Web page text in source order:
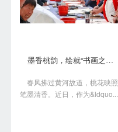
墨香桃韵，绘就“书画之乡”新画卷
春风拂过黄河故道，桃花映照
笔墨清香。近日，作为&ldquo...